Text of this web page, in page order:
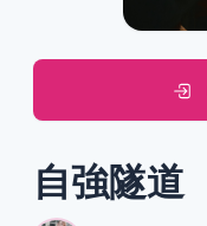
自強隧道